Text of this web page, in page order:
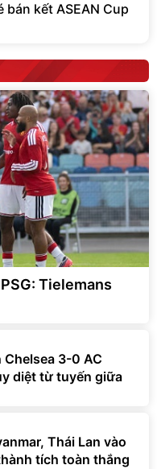
kết ASEAN Cup
Tielemans
Chelsea 3-0 AC
diệt từ tuyến giữa
Thái Lan vào
tích toàn thắng